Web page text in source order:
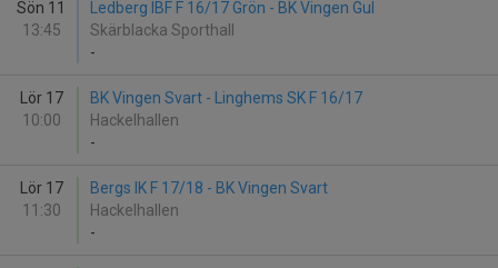
Sön 11
13:45
Ledberg IBF F 16/17 Grön - BK Vingen Gul
Skärblacka Sporthall
-
Lör 17
10:00
BK Vingen Svart - Linghems SK F 16/17
Hackelhallen
-
Lör 17
11:30
Bergs IK F 17/18 - BK Vingen Svart
Hackelhallen
-